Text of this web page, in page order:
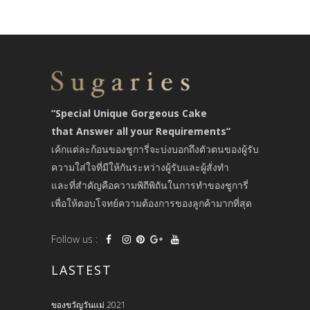
“Special Unique Gorgeous Cake
that Answer all your Requirements”
เค้กแต่ละก้อนของชูการี่จะบ่งบอกถึงตัวตนของผู้รับ
ความใส่ใจที่มีให้กันระหว่างผู้รับและผู้สั่งทำ
และที่สำคัญคือความพิถีพิถันในการทำของชูการี่
เพื่อให้ตอบโจทย์ความต้องการของลูกค้ามากที่สุด
Follow us :
LASTEST
ของขวัญวันแม่ 2021